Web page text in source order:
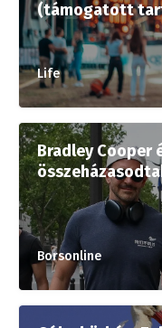
(támogatott
Life
Bradley Cooper
Borsonline